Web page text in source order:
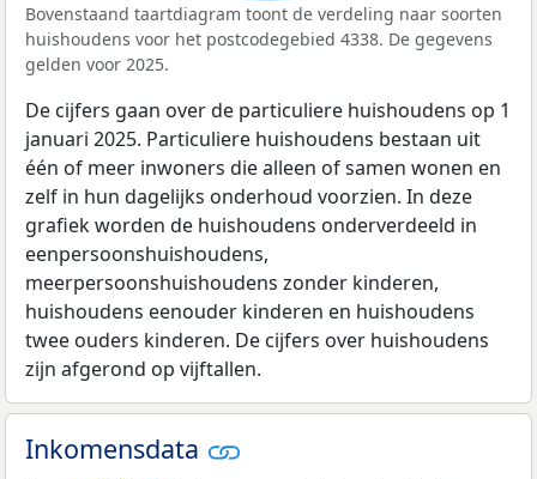
Bovenstaand taartdiagram toont de verdeling naar soorten
huishoudens voor het postcodegebied 4338. De gegevens
gelden voor 2025.
De cijfers gaan over de particuliere huishoudens op 1
januari 2025. Particuliere huishoudens bestaan uit
één of meer inwoners die alleen of samen wonen en
zelf in hun dagelijks onderhoud voorzien. In deze
grafiek worden de huishoudens onderverdeeld in
eenpersoonshuishoudens,
meerpersoonshuishoudens zonder kinderen,
huishoudens eenouder kinderen en huishoudens
twee ouders kinderen. De cijfers over huishoudens
zijn afgerond op vijftallen.
Inkomensdata